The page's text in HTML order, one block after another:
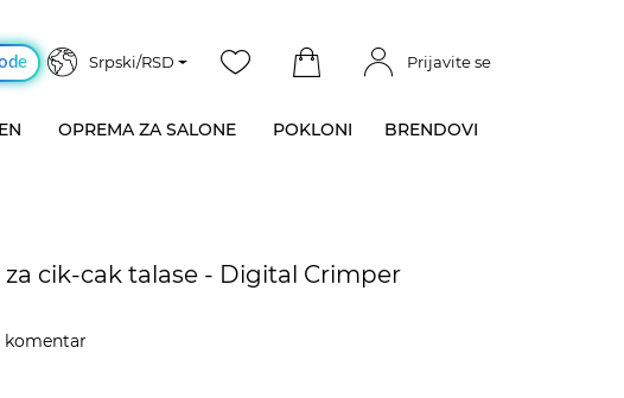
Srpski/RSD Prijavite se
OPREMA ZA SALONE POKLONI BRENDOVI
za cik-cak talase - Digital Crimper
komentar